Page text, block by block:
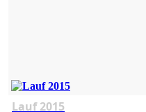
Lauf 2015